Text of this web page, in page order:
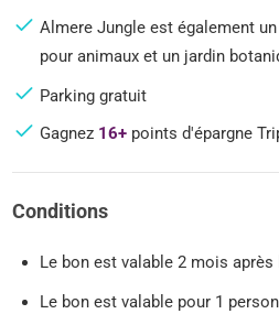
Almere Jungle est également
pour animaux et un jardin
Parking gratuit
Gagnez 16+ points d'épargne
Conditions
Le bon est valable 2 mois après
Le bon est valable pour 1